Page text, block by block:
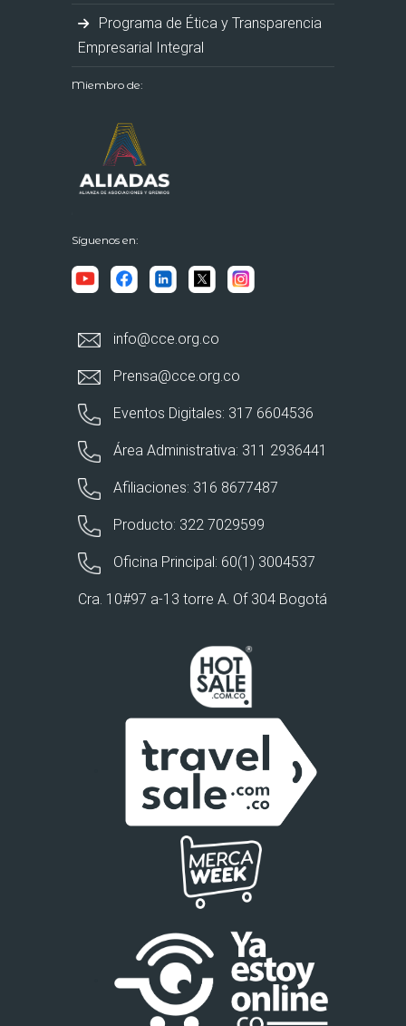
Programa de Ética y Transparencia
Empresarial Integral
Miembro de:
Síguenos en:
info@cce.org.co
Prensa@cce.org.co
Eventos Digitales: 317 6604536
Área Administrativa: 311 2936441
Afiliaciones: 316 8677487
Producto: 322 7029599
Oficina Principal: 60(1) 3004537
Cra. 10#97 a-13 torre A. Of 304 Bogotá